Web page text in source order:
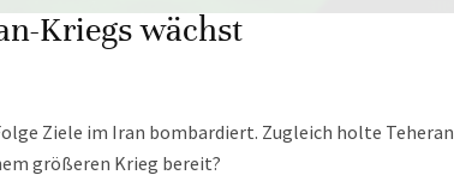
Kriegs wächst
Ziele im Iran bombardiert. Zugleich holte Teheran
größeren Krieg bereit?